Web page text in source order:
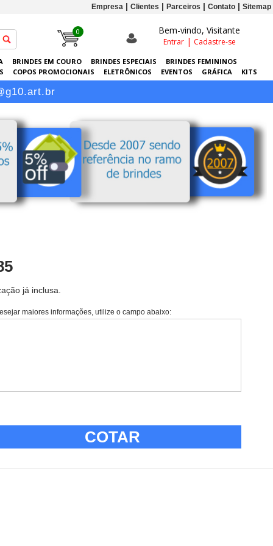
Empresa Clientes Parceiros Contato Sitemap
0 Bem-vindo, Visitante
Entrar| Cadastre-se
BRINDES EM COURO BRINDES ESPECIAIS
BRINDES FEMININOS
COPOS PROMOCIONAIS ELETRÔNICOS EVENTOS GRÁFICA
KITS
PERSONALIZADOS SACOLAS PERSONALIZADAS SQUEEZES
já inclusa.
maiores informações, utilize o campo abaixo:
COTAR